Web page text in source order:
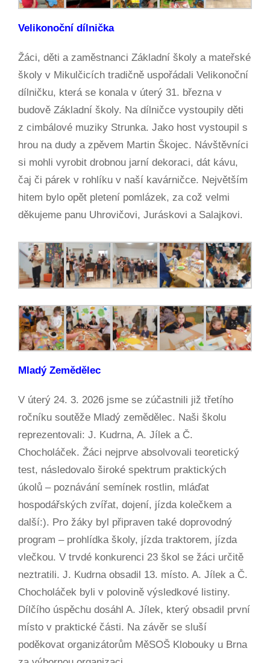
Velikonoční dílnička
Žáci, děti a zaměstnanci Základní školy a mateřské
školy v Mikulčicích tradičně uspořádali Velikonoční
dílničku, která se konala v úterý 31. března v
budově Základní školy. Na dílničce vystoupily děti
z cimbálové muziky Strunka. Jako host vystoupil s
hrou na dudy a zpěvem Martin Škojec. Návštěvníci
si mohli vyrobit drobnou jarní dekoraci, dát kávu,
čaj či párek v rohlíku v naší kavárničce. Největším
hitem bylo opět pletení pomlázek, za což velmi
děkujeme panu Uhrovičovi, Juráskovi a Salajkovi.
Mladý Zemědělec
V úterý 24. 3. 2026 jsme se zúčastnili již třetího
ročníku soutěže Mladý zemědělec. Naši školu
reprezentovali: J. Kudrna, A. Jílek a Č.
Chocholáček. Žáci nejprve absolvovali teoretický
test, následovalo široké spektrum praktických
úkolů – poznávání semínek rostlin, mláďat
hospodářských zvířat, dojení, jízda kolečkem a
další:). Pro žáky byl připraven také doprovodný
program – prohlídka školy, jízda traktorem, jízda
vlečkou. V trvdé konkurenci 23 škol se žáci určitě
neztratili. J. Kudrna obsadil 13. místo. A. Jílek a Č.
Chocholáček byli v polovině výsledkové listiny.
Dílčího úspěchu dosáhl A. Jílek, který obsadil první
místo v praktické části. Na závěr se sluší
poděkovat organizátorům MěSOŠ Klobouky u Brna